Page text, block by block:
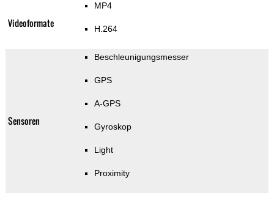
Videoformate
MP4
H.264
Sensoren
Beschleunigungsmesser
GPS
A-GPS
Gyroskop
Light
Proximity